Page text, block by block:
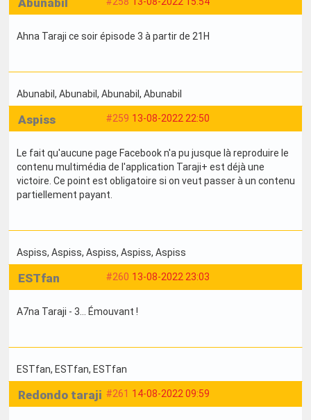
Ahna Taraji ce soir épisode 3 à partir de 21H
Abunabil , Abunabil , Abunabil , Abunabil
#259 13-08-2022 22:50
Aspiss
Le fait qu'aucune page Facebook n'a pu jusque là reproduire le
contenu multimédia de l'application Taraji+ est déjà une
victoire. Ce point est obligatoire si on veut passer à un contenu
partiellement payant.
Aspiss, Aspiss, Aspiss, Aspiss, Aspiss
#260 13-08-2022 23:03
ESTfan
A7na Taraji - 3... Émouvant !
ESTfan, ESTfan, ESTfan
#261 14-08-2022 09:59
Redondo taraji